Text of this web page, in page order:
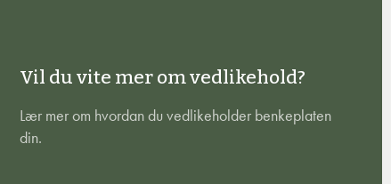
Vil du vite mer om vedlikehold?
Lær mer om hvordan du vedlikeholder benkeplaten
din.